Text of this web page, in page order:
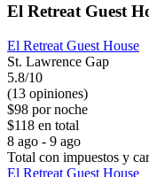
El Retreat Guest
El Retreat Guest House
St. Lawrence Gap
5.8/10
(13 opiniones)
$98 por noche
$118 en total
8 ago - 9 ago
Total con impuestos y
El Retreat Guest House